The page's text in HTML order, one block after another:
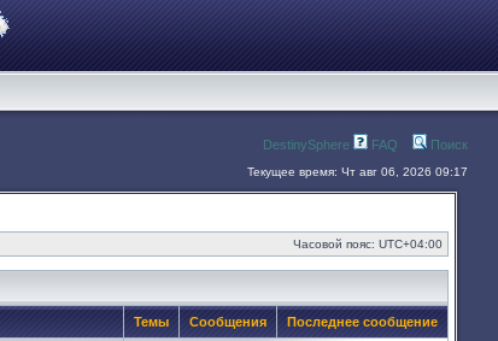
DestinySphere FAQ Поиск
Текущее время: Чт авг 06, 2026 09:17
Часовой пояс: UTC+04:00
Темы Сообщения Последнее сообщение